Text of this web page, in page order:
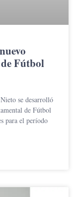
Fútbol
se desarrolló
de Fútbol
para el período